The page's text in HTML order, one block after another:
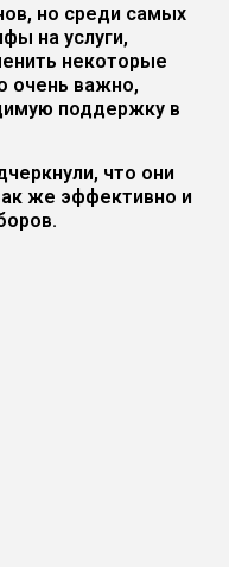
но среди самых
на услуги,
некоторые
очень важно,
поддержку в
что они
же эффективно и